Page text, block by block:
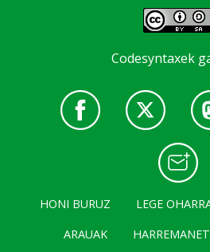
Codesyntaxek
HONI BURUZ LEGE
ARAUAK